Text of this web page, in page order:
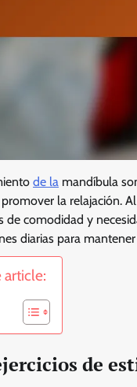
de la mandíbula
la relajación.
de comodidad y
diarias para
article:
de